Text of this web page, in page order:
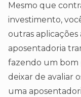
Mesmo que
investimento,
outras aplicações
aposentadoria
fazendo um bom
deixar de avaliar
uma